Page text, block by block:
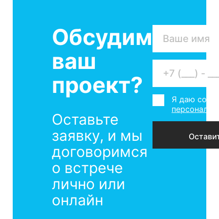
Обсудим
ваш
проект?
Оставьте
заявку, и мы
договоримся
о встрече
лично или
онлайн
Я даю